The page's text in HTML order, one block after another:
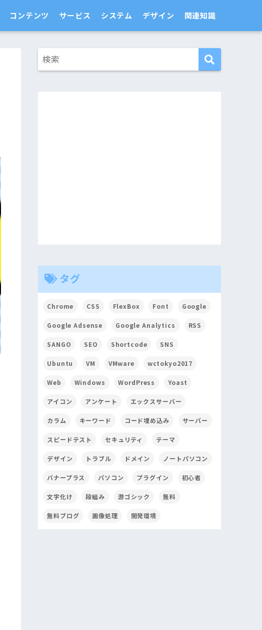
コンテンツ サービス システム デザイン 関連知識
タグ
Chrome CSS FlexBox Font Google
Google Adsense Google Analytics RSS
SANGO SEO Shortcode SNS
Ubuntu VM VMware wctokyo2017
Web Windows WordPress Yoast
アイコン アンケート エックスサーバー
カラム キーワード コード埋め込み サーバー
スピードテスト セキュリティ テーマ
デザイン トラブル ドメイン ノートパソコン
バナープラス パソコン プラグイン 初心者
文字化け 段組み 游ゴシック 無料
無料ブログ 画像処理 開発環境